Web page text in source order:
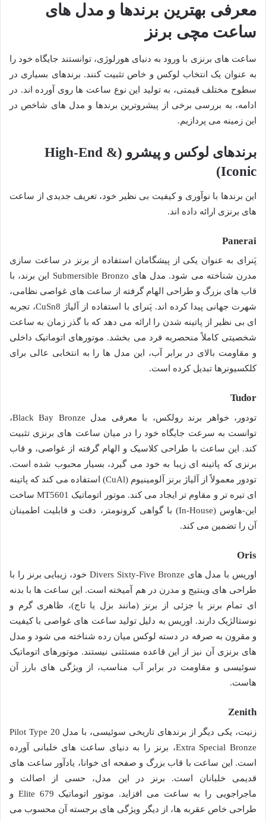
معرفی بهترین برندها و مدل های
ساعت مچی برنز
ساعت های برنزی با ورود به دنیای هورلوژی، توانستند جایگاه خود را
به عنوان یک انتخاب لوکس و خاص تثبیت کنند. برندهای بسیاری در
سطوح مختلف قیمتی، به تولید این نوع ساعت ها روی آورده اند. در
ادامه، به بررسی برخی از پیشروترین برندها و مدل های شاخص در
این زمینه می پردازیم.
برندهای لوکس و پیشرو (High-End &
Iconic)
این برندها با نوآوری و کیفیت بی نظیر خود، تعریف جدیدی از ساعت
های برنزی ارائه داده اند.
Panerai
پَنرای به عنوان یکی از پیشگامان استفاده از برنز در ساعت سازی
مدرن شناخته می شود. مدل های Submersible Bronzo این برند، با
قاب های بزرگ و طراحی الهام گرفته از ساعت های غواصی نظامی،
شهرت جهانی پیدا کرده اند. پَنرای با استفاده از آلیاژ CuSn8، تجربه
ای بی نظیر از پاتینه شدن را ارائه می دهد که با گذر زمان به ساعت
شخصیتی کاملاً منحصربه فرد می بخشد. موتورهای اتوماتیک داخلی
و مقاومت بالای در برابر آب، این مدل ها را به انتخابی عالی برای
کلکسیونرها تبدیل کرده است.
Tudor
تودور، خواهر برند رولکس، با معرفی مدل Black Bay Bronze،
توانست به سرعت جایگاه خود را در میان ساعت های برنزی تثبیت
کند. این ساعت با طراحی کلاسیک و الهام گرفته از غواصی، و قاب
برنزی که پاتینه ای زیبا به خود می گیرد، بسیار محبوب شده است.
تودور معمولاً از آلیاژ برنز آلومینیوم (CuAl) استفاده می کند که پاتینه
ای تیره تر و مقاوم تر ایجاد می کند. موتور اتوماتیک MT5601 ساخت
این-هاوس (In-House) با گواهی کرونومتر، دقت و قابلیت اطمینان
آن را تضمین می کند.
Oris
اوریس با مدل های Divers Sixty-Five Bronze خود، زیبایی برنز را با
طراحی های وینتیج و مدرن در هم آمیخته است. این ساعت ها با بدنه
ای تمام برنز یا جزئی از برنز (مانند بزل یا تاج)، ظاهری گرم و
نوستالژیک دارند. اوریس به دلیل تولید ساعت های غواصی با کیفیت
و مقرون به صرفه در دسته لوکس میان رده شناخته می شود و مدل
های برنزی آن نیز از این قاعده مستثنی نیستند. موتورهای اتوماتیک
سوئیسی و مقاومت در برابر آب مناسب، از ویژگی های بارز آن
هاست.
Zenith
زنیت، یکی دیگر از برندهای تاریخی سوئیسی، با مدل Pilot Type 20
Extra Special Bronze، برنز را به دنیای ساعت های خلبانی آورده
است. این ساعت با قاب بزرگ و صفحه ای خوانا، یادآور ساعت های
قدیمی خلبانان است. برنز در این مدل، حسی از اصالت و
ماجراجویی را به ساعت می افزاید. موتور اتوماتیک Elite 679 و
طراحی خاص عقربه ها، از دیگر ویژگی های برجسته آن محسوب می